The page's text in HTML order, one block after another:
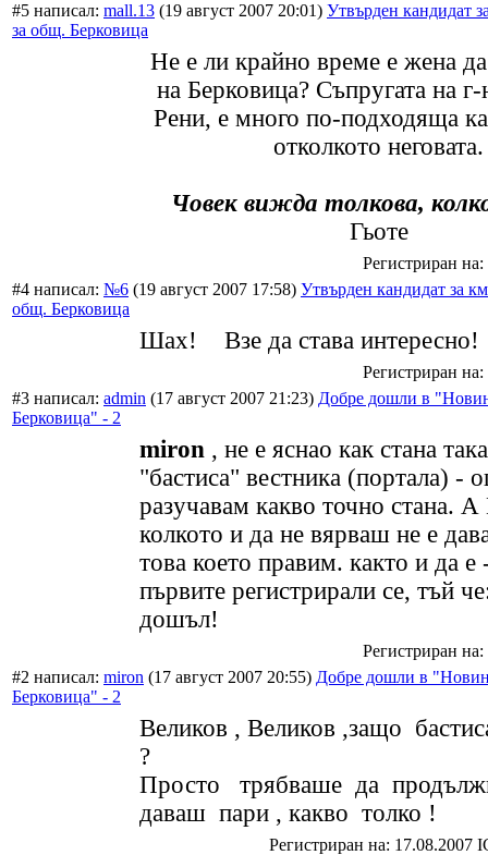
#5 написал: mall.13 (19 август 2007 20:01) Утвърден кандидат
за общ. Берковица
Не е ли крайно време е жена
на Берковица? Съпругата на
Рени, е много по-подходяща
отколкото неговата.
Човек вижда толкова,
Гьоте
Регистриран
#4 написал: №6 (19 август 2007 17:58) Утвърден кандидат за
общ. Берковица
Шах! Взе да става интересно!
Регистриран
#3 написал: admin (17 август 2007 21:23) Добре дошли в
Берковица" - 2
miron , не е яснао как стана
"бастиса" вестника (портала) -
разучавам какво точно стана.
колкото и да не вярваш не е
това което правим. както и да е
първите регистрирали се, тъй
дошъл!
Регистриран
#2 написал: miron (17 август 2007 20:55) Добре дошли в
Берковица" - 2
Великов , Великов ,защо
?
Просто трябваше да
даваш пари , какво толко !
Регистриран на: 17.08.2007